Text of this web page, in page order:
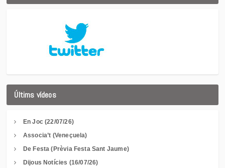
Últims vídeos
En Joc (22/07/26)
Associa’t (Veneçuela)
De Festa (Prèvia Festa Sant Jaume)
Dijous Notícies (16/07/26)